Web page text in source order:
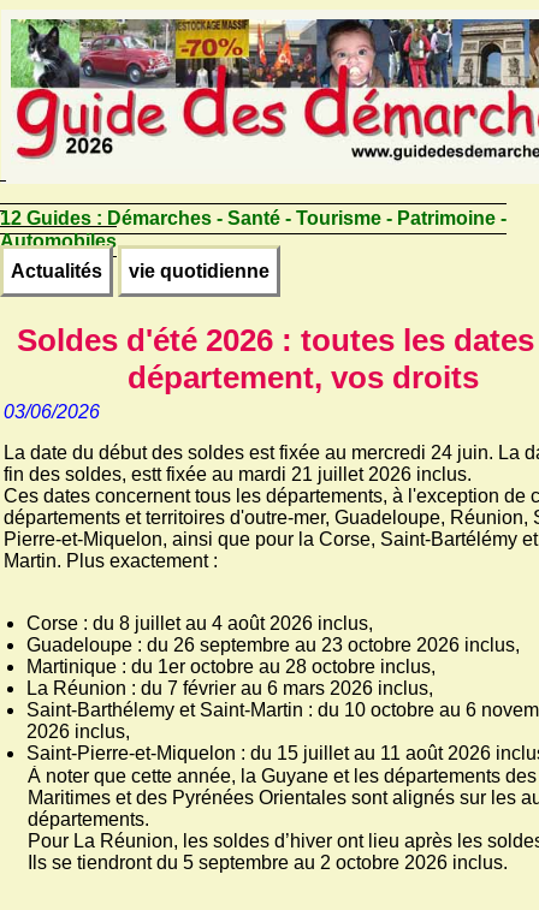
12 Guides : Démarches - Santé - Tourisme - Patrimoine -
Automobiles
Actualités
vie quotidienne
Soldes d'été 2026 : toutes les
département, vos droits
03/06/2026
La date du début des soldes est fixée au mercredi 24 juin. La
fin des soldes, estt fixée au mardi 21 juillet 2026 inclus.
Ces dates concernent tous les départements, à l'exception de
départements et territoires d'outre-mer, Guadeloupe, Réunion,
Pierre-et-Miquelon, ainsi que pour la Corse, Saint-Bartélémy
Martin. Plus exactement :
Corse : du 8 juillet au 4 août 2026 inclus,
Guadeloupe : du 26 septembre au 23 octobre 2026 inclus,
Martinique : du 1er octobre au 28 octobre inclus,
La Réunion : du 7 février au 6 mars 2026 inclus,
Saint-Barthélemy et Saint-Martin : du 10 octobre au 6
2026 inclus,
Saint-Pierre-et-Miquelon : du 15 juillet au 11 août 2026
À noter que cette année, la Guyane et les départements
Maritimes et des Pyrénées Orientales sont alignés sur les
départements.
Pour La Réunion, les soldes d’hiver ont lieu après les
Ils se tiendront du 5 septembre au 2 octobre 2026 inclus.